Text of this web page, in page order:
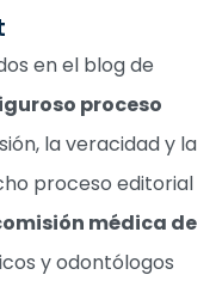
en el blog de
proceso
la veracidad y la
proceso editorial
médica de
y odontólogos